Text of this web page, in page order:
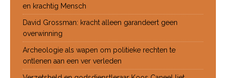
en krachtig Mensch
David Grossman: kracht alleen garandeert geen
overwinning
Archeologie als wapen om politieke rechten te
ontlenen aan een ver verleden